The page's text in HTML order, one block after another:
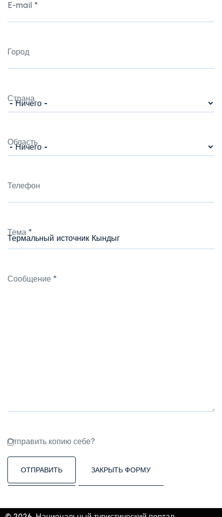
E-mail *
Город
Страна
Область
Телефон
Тема *
Сообщение *
Отправить копию себе?
ОТПРАВИТЬ ЗАКРЫТЬ ФОРМУ